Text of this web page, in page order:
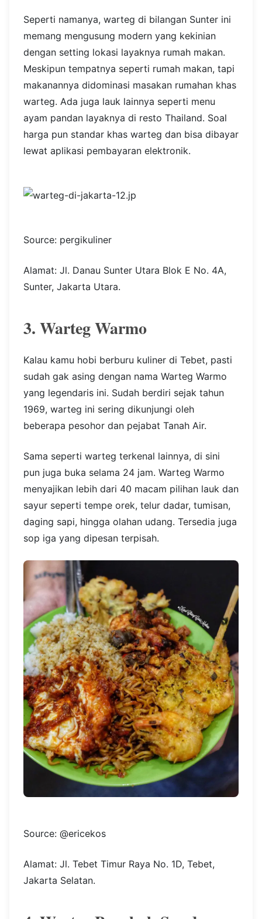
Seperti namanya, warteg di bilangan Sunter ini
memang mengusung modern yang kekinian
dengan setting lokasi layaknya rumah makan.
Meskipun tempatnya seperti rumah makan, tapi
makanannya didominasi masakan rumahan khas
warteg. Ada juga lauk lainnya seperti menu
ayam pandan layaknya di resto Thailand. Soal
harga pun standar khas warteg dan bisa dibayar
lewat aplikasi pembayaran elektronik.
Source: pergikuliner
Alamat: Jl. Danau Sunter Utara Blok E No. 4A,
Sunter, Jakarta Utara.
3. Warteg Warmo
Kalau kamu hobi berburu kuliner di Tebet, pasti
sudah gak asing dengan nama Warteg Warmo
yang legendaris ini. Sudah berdiri sejak tahun
1969, warteg ini sering dikunjungi oleh
beberapa pesohor dan pejabat Tanah Air.
Sama seperti warteg terkenal lainnya, di sini
pun juga buka selama 24 jam. Warteg Warmo
menyajikan lebih dari 40 macam pilihan lauk dan
sayur seperti tempe orek, telur dadar, tumisan,
daging sapi, hingga olahan udang. Tersedia juga
sop iga yang dipesan terpisah.
Source: @ericekos
Alamat: Jl. Tebet Timur Raya No. 1D, Tebet,
Jakarta Selatan.